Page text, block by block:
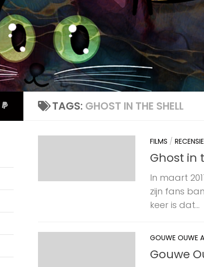
TAGS: GHOST IN THE SHELL
FILMS /
Ghost in
In maart
zijn fans
keer is dat...
GOUWE OUWE
Gouwe